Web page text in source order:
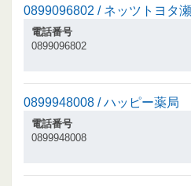
0899096802 / ネッツトヨタ
電話番号
0899096802
0899948008 / ハッピー薬局
電話番号
0899948008